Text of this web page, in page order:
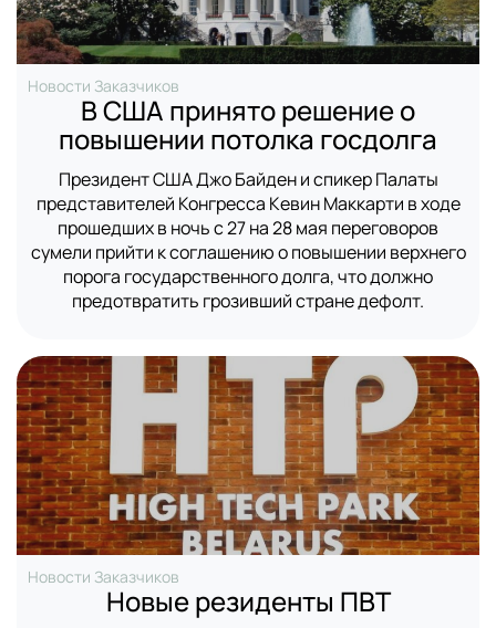
Новости Заказчиков
В США принято решение о
повышении потолка госдолга
Президент США Джо Байден и спикер Палаты
представителей Конгресса Кевин Маккарти в ходе
прошедших в ночь с 27 на 28 мая переговоров
сумели прийти к соглашению о повышении верхнего
порога государственного долга, что должно
предотвратить грозивший стране дефолт.
Новости Заказчиков
Новые резиденты ПВТ